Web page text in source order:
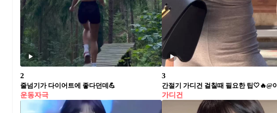
2
줄넘기가 다이어트에 좋다던데💪
운동자극
3
간절기 가디건 걸칠때 필요한 팁🤍🔥@
가디건